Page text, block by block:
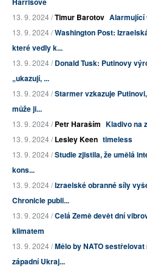
13. 9. 2024 /Timur Barotov Alarmující
13. 9. 2024 /Washington Post:
které vedly k...
13. 9. 2024 /Donald Tusk: Putinovy
„ukazují, ...
13. 9. 2024 /Starmer vzkazuje
může ji...
13. 9. 2024 /Petr Haraším Kladivo na
13. 9. 2024 /Lesley Keen timeless
13. 9. 2024 /Studie zjistila, že umělá
kons...
13. 9. 2024 /Izraelské obranné síly
Chronicle publi...
13. 9. 2024 /Celá Země devět dní
klimatem
13. 9. 2024 /Mělo by NATO
západní Ukraj...